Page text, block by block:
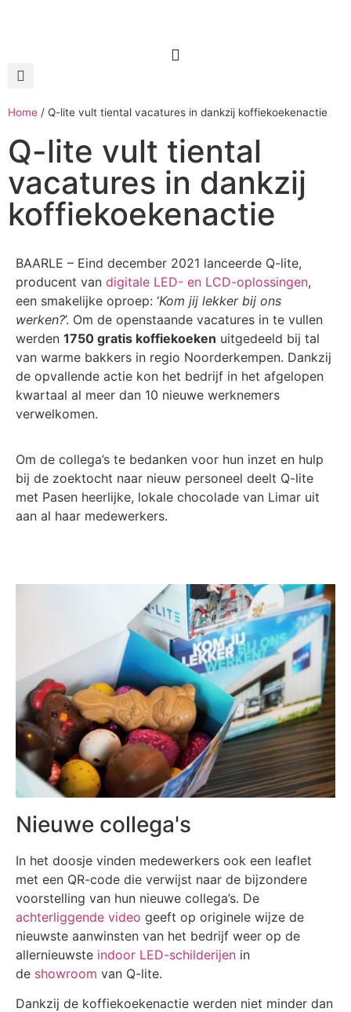
Home / Q-lite vult tiental vacatures in dankzij koffiekoekenactie
Q-lite vult tiental
vacatures in dankzij
koffiekoekenactie
BAARLE – Eind december 2021 lanceerde Q-lite,
producent van digitale LED- en LCD-oplossingen,
een smakelijke oproep: ‘Kom jij lekker bij ons
werken?’. Om de openstaande vacatures in te vullen
werden 1750 gratis koffiekoeken uitgedeeld bij tal
van warme bakkers in regio Noorderkempen. Dankzij
de opvallende actie kon het bedrijf in het afgelopen
kwartaal al meer dan 10 nieuwe werknemers
verwelkomen.
Om de collega’s te bedanken voor hun inzet en hulp
bij de zoektocht naar nieuw personeel deelt Q-lite
met Pasen heerlijke, lokale chocolade van Limar uit
aan al haar medewerkers.
Nieuwe collega's
In het doosje vinden medewerkers ook een leaflet
met een QR-code die verwijst naar de bijzondere
voorstelling van hun nieuwe collega’s. De
achterliggende video geeft op originele wijze de
nieuwste aanwinsten van het bedrijf weer op de
allernieuwste indoor LED-schilderijen in
de showroom van Q-lite.
Dankzij de koffiekoekenactie werden niet minder dan